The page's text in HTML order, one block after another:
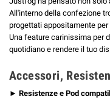
All'interno della confezione
progettati appositamente
Una feature carinissima per
quotidiano e rendere il tuo
Accessori,
► Resistenze e Pod